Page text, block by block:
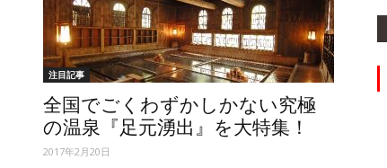
注目記事
全国でごくわずかしかない究極
の温泉『足元湧出』を大特集！
2017年2月20日